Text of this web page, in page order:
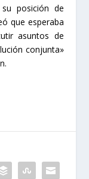
posición de
que esperaba
asuntos de
conjunta»